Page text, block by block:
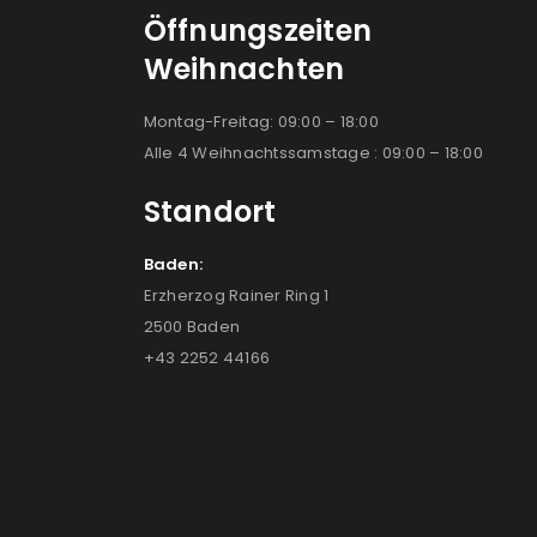
Öffnungszeiten
Weihnachten
Montag-Freitag: 09:00 – 18:00
Alle 4 Weihnachtssamstage : 09:00 – 18:00
Standort
Baden:
Erzherzog Rainer Ring 1
2500 Baden
+43 2252 44166